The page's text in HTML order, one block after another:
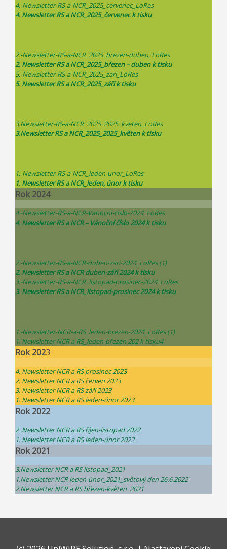
4.-Newsletter-RS-a-NCR_2025_cervenec_LoRes
4. Newsletter RS a NCR_2025_červenec k tisku
2.-Newsletter-RS-a-NCR_2025_brezen-duben_LoRes
2. Newsletter RS a NCR_2025_březen – duben k tisku
5.-Newsletter-RS-a-NCR_2025_zari_LoRes
5. Newsletter RS a NCR_2025_září k tisku
3.Newsletter-RS-a-NCR_2025_2025_kveten_LoRes
3.Newsletter RS a NCR_2025_2025_květen k tisku
1.-Newsletter-RS-a-NCR_leden-unor_LoRes
1. Newsletter RS a NCR_leden, únor k tisku
Rok 2024
4.-Newsletter-RS-a-NCR-Vanocni-cislo-2024_LoRes
4. Newsletter RS a NCR – Vánoční číslo 2024 k tisku
2.-Newsletter-RS-a-NCR-duben-zari-2024_LoRes (1)
2. Newsletter RS a NCR duben-září 2024 k tisku
3.-Newsletter-RS-a-NCR_listopad-prosinec-2024_LoRes
3. Newsletter RS a NCR_listopad-prosinec 2024 k tisku
1.-Newsletter-NCR-a-RS_leden-brezen-2024_LoRes (1)
1. Newsletter NCR a RS_leden-březen 202 k tisku4
Rok 2023
4. Newsletter NCR a RS prosinec 2023
2. Newsletter NCR a RS červen 2023
3. Newsletter NCR a RS září 2023
1. Newsletter NCR a RS leden-únor 2023
Rok 2022
2 .Newsletter NCR a RS říjen-listopad 2022
1. Newsletter NCR a RS leden-únor 2022
Rok 2021
3.Newsletter NCR a RS listopad_2021
1.Newsletter NCR leden-únor_2021_světový den 26.6.2022
2.Newsletter NCR a RS březen-květen_2021